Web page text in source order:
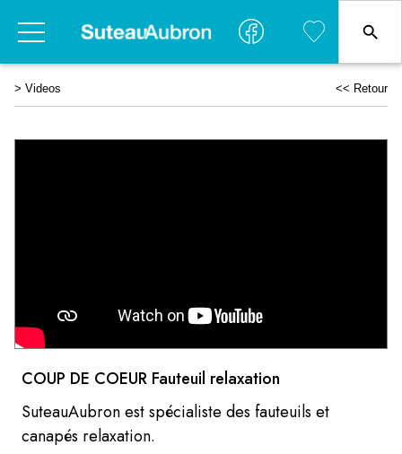
> Videos << Retour
COUP DE COEUR Fauteuil relaxation
SuteauAubron est spécialiste des fauteuils et
canapés relaxation.